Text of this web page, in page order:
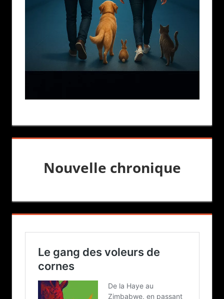
Nouvelle chronique